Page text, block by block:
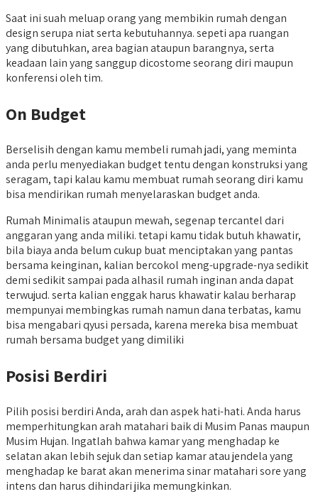
Saat ini suah meluap orang yang membikin rumah dengan
design serupa niat serta kebutuhannya. sepeti apa ruangan
yang dibutuhkan, area bagian ataupun barangnya, serta
keadaan lain yang sanggup dicostome seorang diri maupun
konferensi oleh tim.
On Budget
Berselisih dengan kamu membeli rumah jadi, yang meminta
anda perlu menyediakan budget tentu dengan konstruksi yang
seragam, tapi kalau kamu membuat rumah seorang diri kamu
bisa mendirikan rumah menyelaraskan budget anda.
Rumah Minimalis ataupun mewah, segenap tercantel dari
anggaran yang anda miliki. tetapi kamu tidak butuh khawatir,
bila biaya anda belum cukup buat menciptakan yang pantas
bersama keinginan, kalian bercokol meng-upgrade-nya sedikit
demi sedikit sampai pada alhasil rumah inginan anda dapat
terwujud. serta kalian enggak harus khawatir kalau berharap
mempunyai membingkas rumah namun dana terbatas, kamu
bisa mengabari qyusi persada, karena mereka bisa membuat
rumah bersama budget yang dimiliki
Posisi Berdiri
Pilih posisi berdiri Anda, arah dan aspek hati-hati. Anda harus
memperhitungkan arah matahari baik di Musim Panas maupun
Musim Hujan. Ingatlah bahwa kamar yang menghadap ke
selatan akan lebih sejuk dan setiap kamar atau jendela yang
menghadap ke barat akan menerima sinar matahari sore yang
intens dan harus dihindari jika memungkinkan.